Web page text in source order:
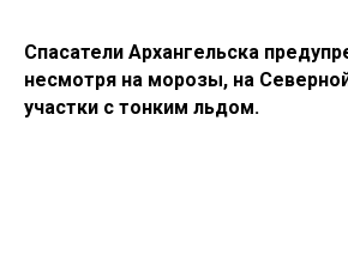
Спасатели Архангельска
несмотря на морозы, на
участки с тонким льдом.